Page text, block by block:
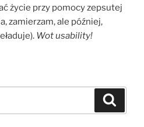
życie przy pomocy zepsutej
zamierzam, ale później,
Wot usability!